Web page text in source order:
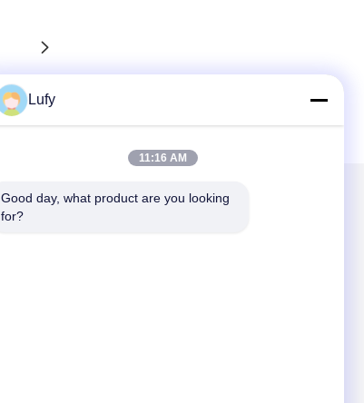
Написать нам
Lufy
11:16 AM
Good day, what product are you looking
for?